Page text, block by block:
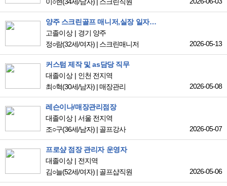
양주 스크린골프 매니저,실장 일자리 찾고 있습니다!!
고졸이상
경기 양주
정○람(32세/여자) | 스크린매니저 2026-05-13
커스텀 제작 및 as담당 직무
대졸이상
인천 전지역
최○혁(30세/남자) |매장관리 2026-05-08
레슨이나/매장관리점장
대졸이상
서울 전지역
조○구(36세/남자) | 골프강사 2026-05-07
프로샾 점장 관리자 운영자
대졸이상
전지역
김○늘(52세/여자) | 골프샵직원 2026-05-06